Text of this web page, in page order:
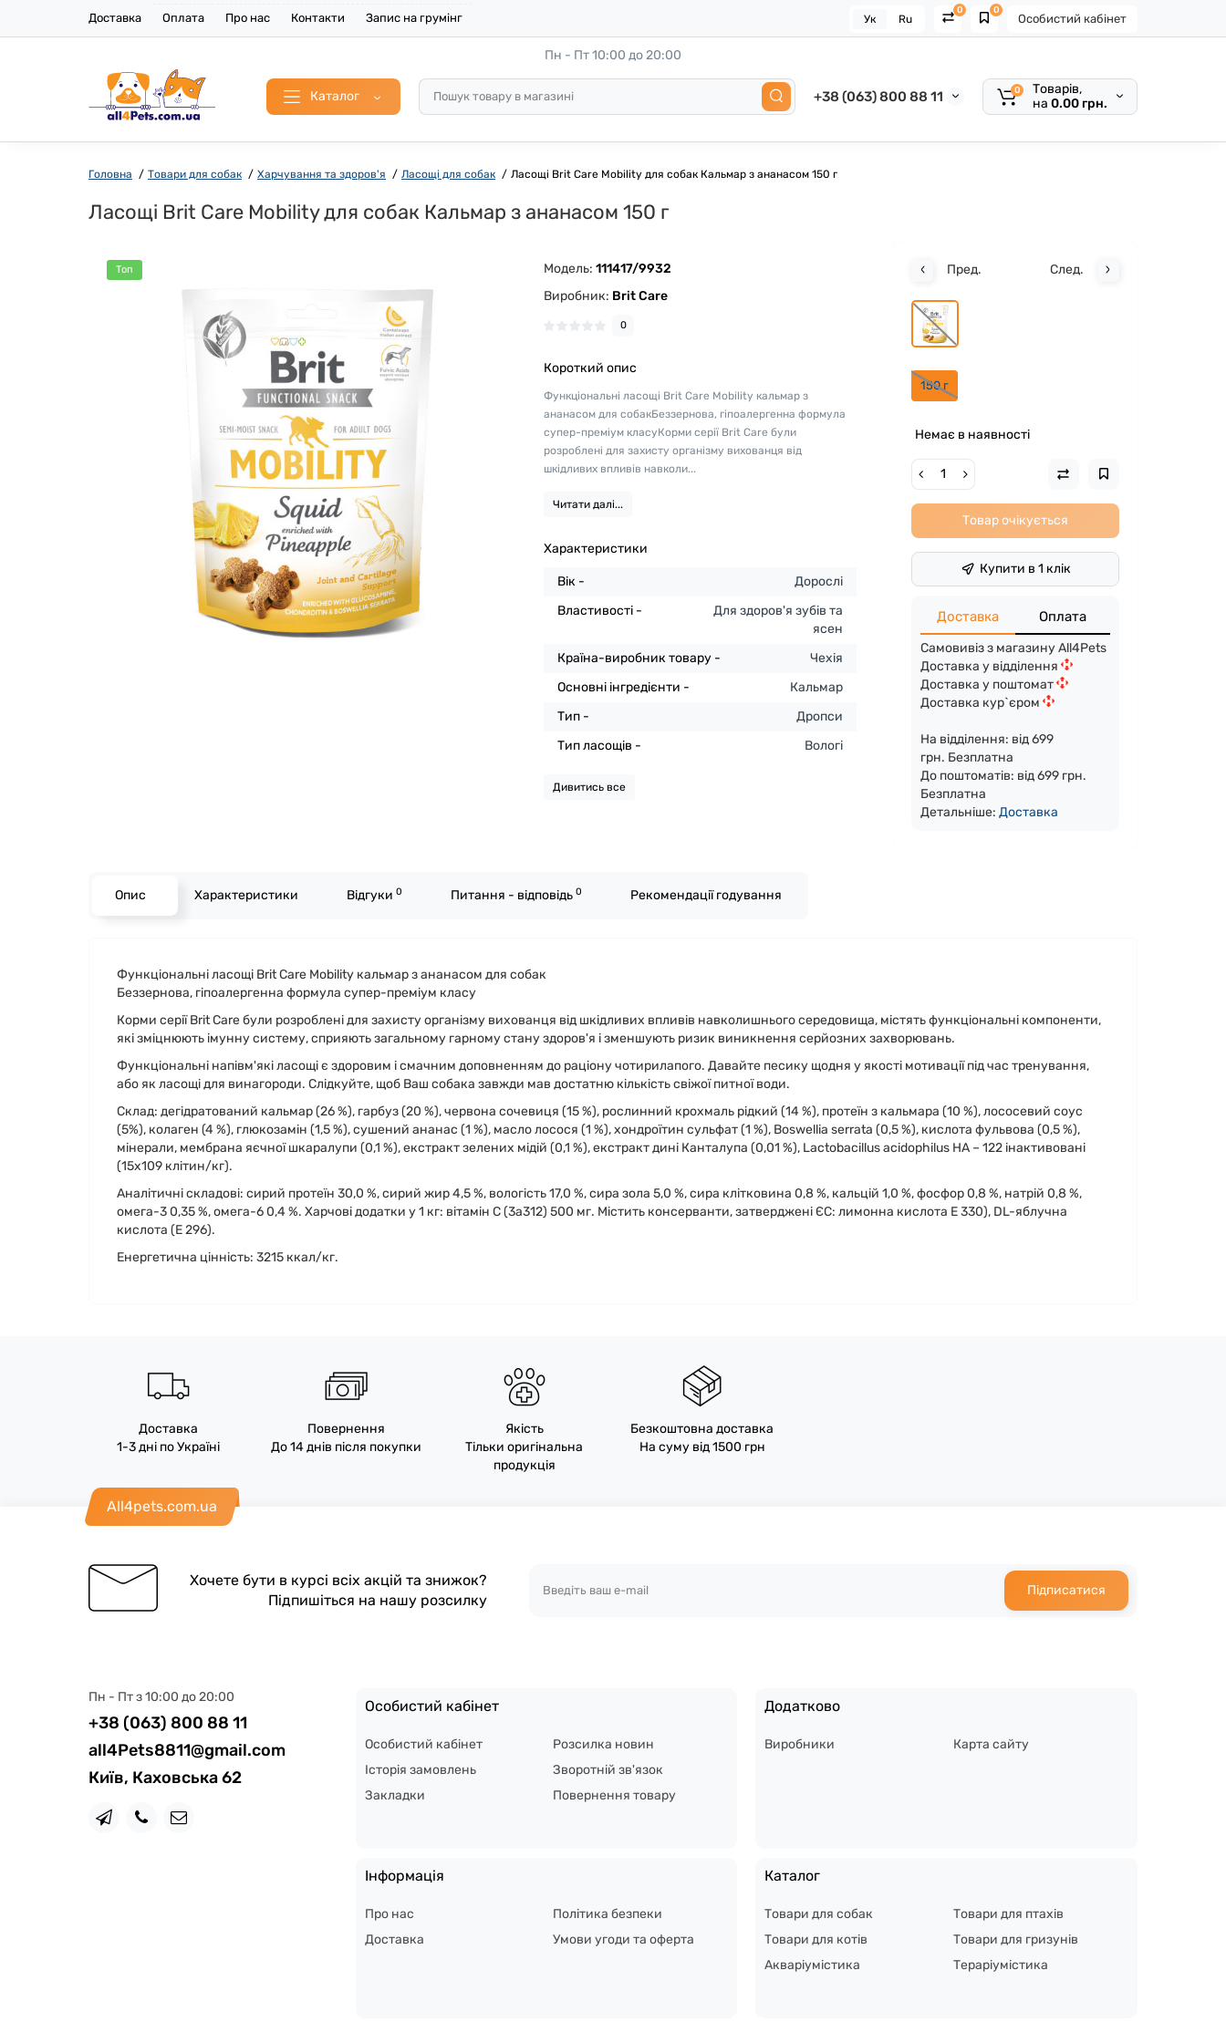
Доставка Оплата Про нас Контакти Запис на грумінг Особистий кабінет
0
0
Ук Ru
Каталог
Пн - Пт 10:00 до 20:00
+38 (063) 800 88 11 0
Товарів,
на 0.00 грн.
Головна Товари для собак Харчування та здоров'я Ласощі для собак Ласощі Brit Care Mobility для собак Кальмар з ананасом 150 г
Ласощі Brit Care Mobility для собак Кальмар з ананасом 150 г
Топ Модель:111417/9932
Виробник: Brit Care
0
Короткий опис
Функціональні ласощі Brit Care Mobility кальмар з
ананасом для собакБеззернова, гіпоалергенна формула
супер-преміум класуКорми серії Brit Care були
розроблені для захисту організму вихованця від
шкідливих впливів навколи...
Читати далі...
Характеристики
Вік -
Дорослі
Властивості -
Для здоров'я зубів та
ясен
Країна-виробник товару -
Чехія
Основні інгредієнти -
Кальмар
Тип -
Дропси
Тип ласощів -
Вологі
Дивитись все
Пред. След.
150 г
Немає в наявності
Товар очікується
Купити в 1 клік
Доставка Оплата
Самовивіз з магазину All4Pets
Доставка у відділення
Доставка у поштомат
Доставка кур`єром
На відділення: від 699
грн. Безплатна
До поштоматів: від 699 грн.
Безплатна
Детальніше:Доставка
Опис Характеристики Відгуки 0 Питання - відповідь 0 Рекомендації годування
Функціональні ласощі Brit Care Mobility кальмар з ананасом для собак
Беззернова, гіпоалергенна формула супер-преміум класу
Корми серії Brit Care були розроблені для захисту організму вихованця від шкідливих впливів навколишнього середовища, містять функціональні компоненти,
які зміцнюють імунну систему, сприяють загальному гарному стану здоров'я і зменшують ризик виникнення серйозних захворювань.
Функціональні напівм'які ласощі є здоровим і смачним доповненням до раціону чотирилапого. Давайте песику щодня у якості мотивації під час тренування,
або як ласощі для винагороди. Слідкуйте, щоб Ваш собака завжди мав достатню кількість свіжої питної води.
Склад: дегідратований кальмар (26 %), гарбуз (20 %), червона сочевиця (15 %), рослинний крохмаль рідкий (14 %), протеїн з кальмара (10 %), лососевий cоус
(5%), колаген (4 %), глюкозамін (1,5 %), сушений ананас (1 %), масло лосося (1 %), хондроїтин сульфат (1 %), Boswellia serrata (0,5 %), кислота фульвова (0,5 %),
мінерали, мембрана яєчної шкаралупи (0,1 %), екстракт зелених мідій (0,1 %), екстракт дині Канталупа (0,01 %), Lactobacillus acidophilus HA – 122 інактивовані
(15x109 клітин/кг).
Аналітичні складові: сирий протеїн 30,0 %, сирий жир 4,5 %, вологість 17,0 %, сира зола 5,0 %, сира клітковина 0,8 %, кальцій 1,0 %, фосфор 0,8 %, натрій 0,8 %,
омега-3 0,35 %, омега-6 0,4 %. Харчові додатки у 1 кг: вітамін C (3a312) 500 мг. Містить консерванти, затверджені ЄС: лимонна кислота E 330), DL-яблучна
кислота (E 296).
Енергетична цінність: 3215 ккал/кг.
Доставка
1-3 дні по Україні
Повернення
До 14 днів після покупки
Якість
Тільки оригінальна
продукція
Безкоштовна доставка
На суму від 1500 грн
All4pets.com.ua
Хочете бути в курсі всіх акцій та знижок?
Підпишіться на нашу розсилку
Підписатися
Пн - Пт з 10:00 до 20:00
+38 (063) 800 88 11
all4Pets8811@gmail.com
Київ, Каховська 62
Особистий кабінет
Особистий кабінет
Історія замовлень
Закладки
Розсилка новин
Зворотній зв'язок
Повернення товару
Додатково
Виробники Карта сайту
Інформація
Про нас
Доставка
Політика безпеки
Умови угоди та оферта
Каталог
Товари для собак
Товари для котів
Акваріумістика
Товари для птахів
Товари для гризунів
Тераріумістика